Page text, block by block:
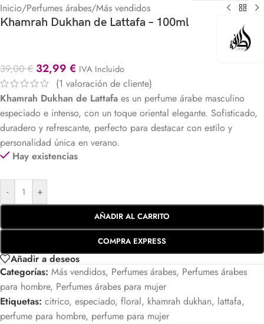
Inicio/Perfumes árabes/Más vendidos
Khamrah Dukhan de Lattafa – 100ml
39,00€ 32,99 € IVA Incluido
(1 valoración de cliente)
Khamrah Dukhan de Lattafa es un perfume árabe masculino
especiado e intenso, con un toque oriental elegante. Sofisticado,
duradero y refrescante, perfecto para destacar con estilo y
personalidad única en verano.
Hay existencias
- +
AÑADIR AL CARRITO
COMPRA EXPRESS
Añadir a deseos
Categorías: Más vendidos, Perfumes árabes, Perfumes árabes
para hombre, Perfumes árabes para mujer
Etiquetas: citrico, especiado, floral, khamrah dukhan, lattafa,
perfume para hombre, perfume para mujer